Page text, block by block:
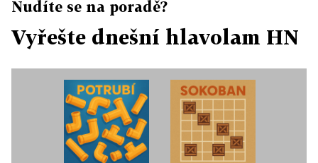
Nudíte se na poradě?
Vyřešte dnešní hlavolam HN